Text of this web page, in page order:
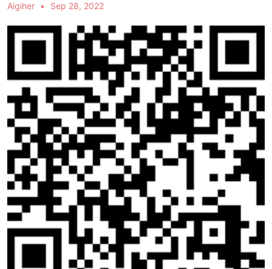
Aigiher Sep 28, 2022